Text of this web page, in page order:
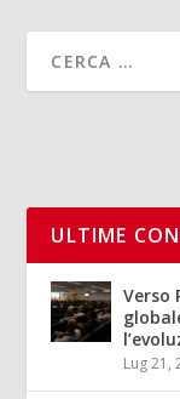
ULTIME
Verso
Lug 21,